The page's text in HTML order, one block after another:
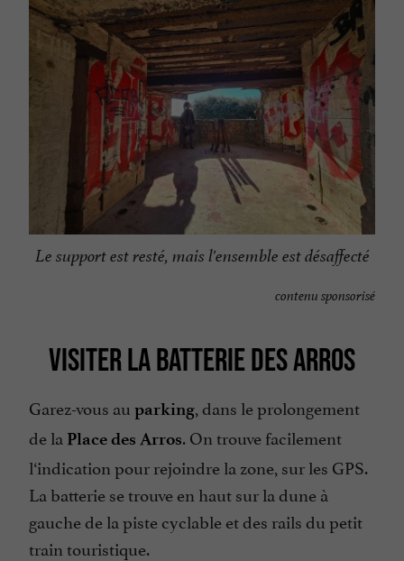
Le support est resté, mais l'ensemble est désaffecté
contenu sponsorisé
VISITER LA BATTERIE DES ARROS
Garez-vous au parking, dans le prolongement
de la Place des Arros. On trouve facilement
l‘indication pour rejoindre la zone, sur les GPS.
La batterie se trouve en haut sur la dune à
gauche de la piste cyclable et des rails du petit
train touristique.